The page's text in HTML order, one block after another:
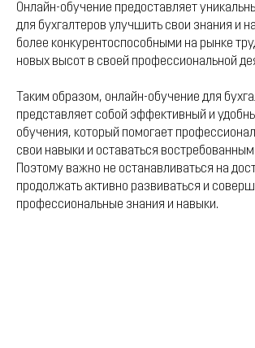
Онлайн-обучение предоставляет
для бухгалтеров улучшить свои знания и
более конкурентоспособными на рынке
новых высот в своей профессиональной
Таким образом, онлайн-обучение для
представляет собой эффективный и
обучения, который помогает
свои навыки и оставаться
Поэтому важно не останавливаться на
продолжать активно развиваться и
профессиональные знания и навыки.